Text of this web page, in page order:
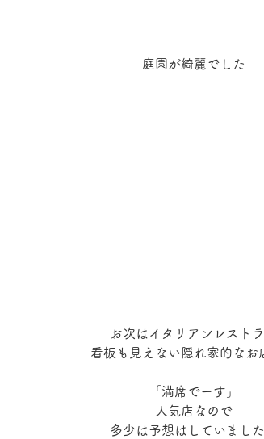
庭園が綺麗でした
お次はイタリアンレスト
看板も見えない隠れ家的なお
「満席でーす」
人気店なので
多少は予想はしていまし